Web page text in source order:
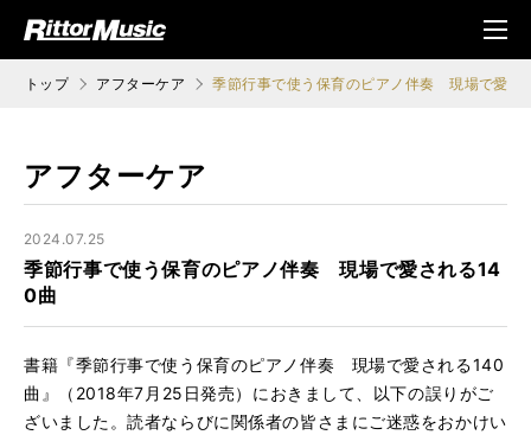
ジック (Rittor Musi
メニ
ュ
トップ アフターケア 季節行事で使う保育のピアノ伴奏 現場で愛さ
アフターケア
2024.07.25
季節行事で使う保育のピアノ伴奏 現場で愛される14
0曲
書籍『季節行事で使う保育のピアノ伴奏 現場で愛される140
曲』（2018年7月25日発売）におきまして、以下の誤りがご
ざいました。読者ならびに関係者の皆さまにご迷惑をおかけい